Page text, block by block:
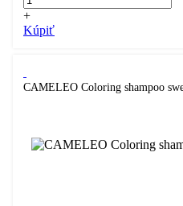
+
Kúpiť
CAMELEO Coloring shampoo